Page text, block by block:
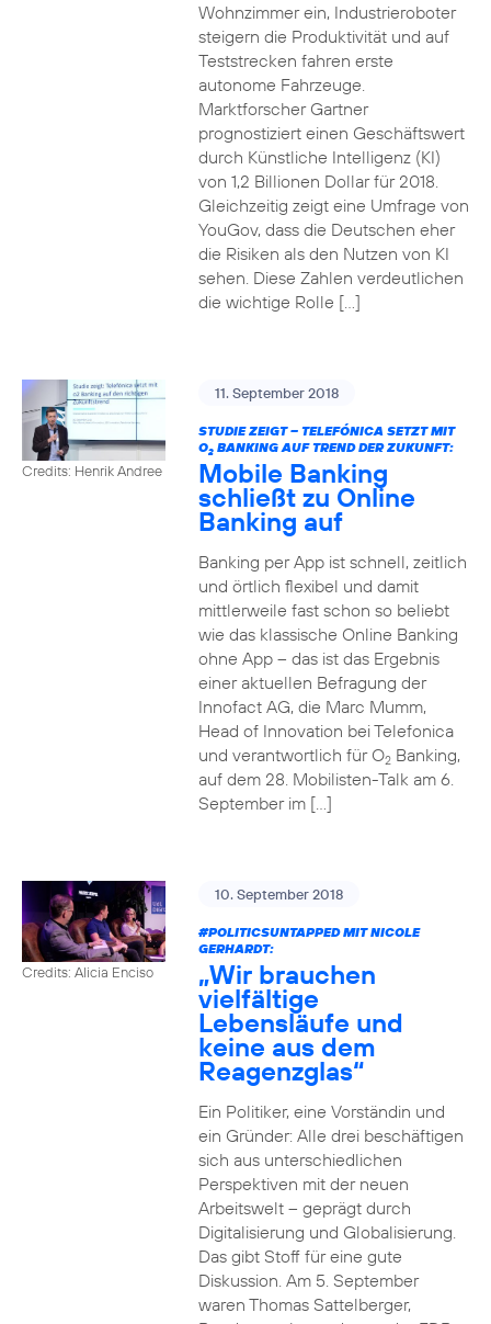
Wohnzimmer ein, Industrieroboter
steigern die Produktivität und auf
Teststrecken fahren erste
autonome Fahrzeuge.
Marktforscher Gartner
prognostiziert einen Geschäftswert
durch Künstliche Intelligenz (KI)
von 1,2 Billionen Dollar für 2018.
Gleichzeitig zeigt eine Umfrage von
YouGov, dass die Deutschen eher
die Risiken als den Nutzen von KI
sehen. Diese Zahlen verdeutlichen
die wichtige Rolle […]
Credits: Henrik Andree
11. September 2018
STUDIE ZEIGT – TELEFÓNICA SETZT MIT
O2BANKING AUF TREND DER ZUKUNFT:
Mobile Banking
schließt zu Online
Banking auf
Banking per App ist schnell, zeitlich
und örtlich flexibel und damit
mittlerweile fast schon so beliebt
wie das klassische Online Banking
ohne App – das ist das Ergebnis
einer aktuellen Befragung der
Innofact AG, die Marc Mumm,
Head of Innovation bei Telefonica
und verantwortlich für O2Banking,
auf dem 28. Mobilisten-Talk am 6.
September im […]
Credits: Alicia Enciso
10. September 2018
#POLITICSUNTAPPEDMIT NICOLE
GERHARDT:
„Wir brauchen
vielfältige
Lebensläufe und
keine aus dem
Reagenzglas“
Ein Politiker, eine Vorständin und
ein Gründer: Alle drei beschäftigen
sich aus unterschiedlichen
Perspektiven mit der neuen
Arbeitswelt – geprägt durch
Digitalisierung und Globalisierung.
Das gibt Stoff für eine gute
Diskussion. Am 5. September
waren Thomas Sattelberger,